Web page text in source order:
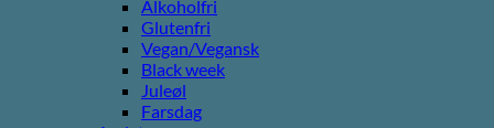
Alkoholfri
Glutenfri
Vegan/Vegansk
Black week
Juleøl
Farsdag